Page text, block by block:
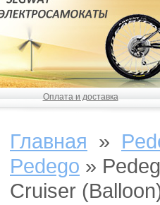
Оплата и доставка
Главная »
Pedego »
Cruiser